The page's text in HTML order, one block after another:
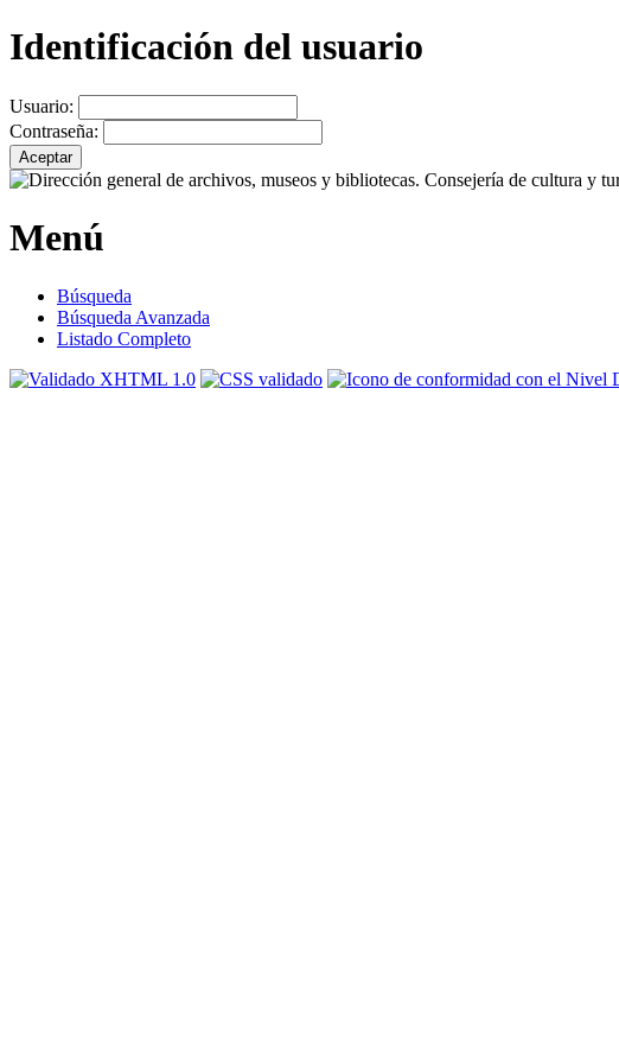
Identificación del usuario
Usuario:
Contraseña:
Menú
Búsqueda
Búsqueda Avanzada
Listado Completo